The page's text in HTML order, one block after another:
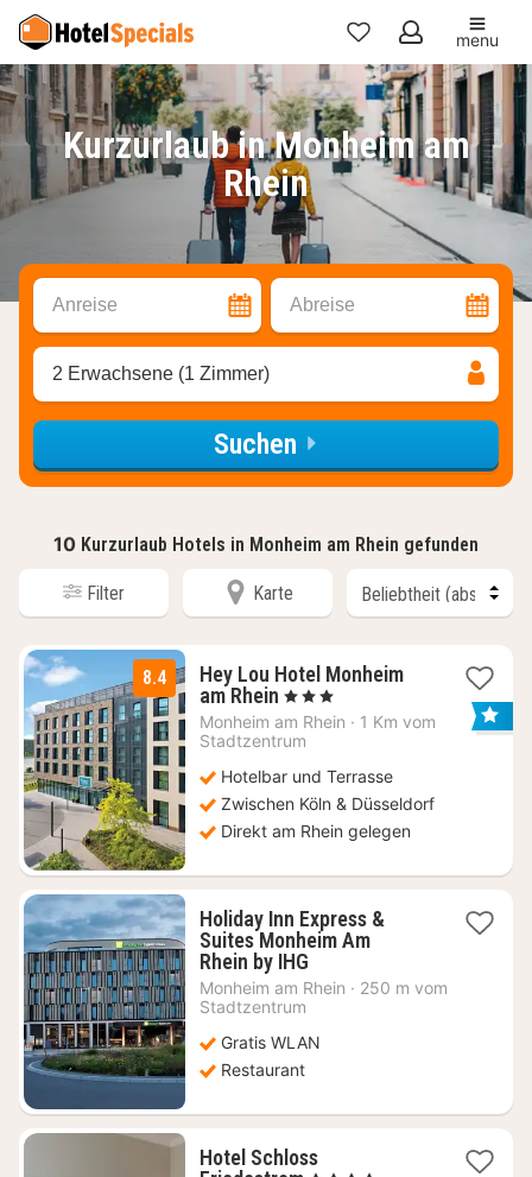
Meine
Favoriten
menu
Kurzurlaub in Monheim am
Rhein
Anreise Abreise
2 Erwachsene (1 Zimmer)
Suchen
10 Kurzurlaub Hotels in Monheim am Rhein gefunden
Filter Karte
8.4
Hey Lou Hotel Monheim
am Rhein 2
Nächte
ab
€
, 3 Sterne
Monheim am Rhein · 1 Km vom
Stadtzentrum
Hotelbar und Terrasse
Zwischen Köln & Düsseldorf
Direkt am Rhein gelegen
Holiday Inn Express &
Suites Monheim Am
Rhein by IHG1
Nacht
€
Monheim am Rhein · 250 m vom
Stadtzentrum
Gratis WLAN
Restaurant
Hotel Schloss